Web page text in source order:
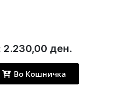
2.230,00 ден.
Во Кошничка